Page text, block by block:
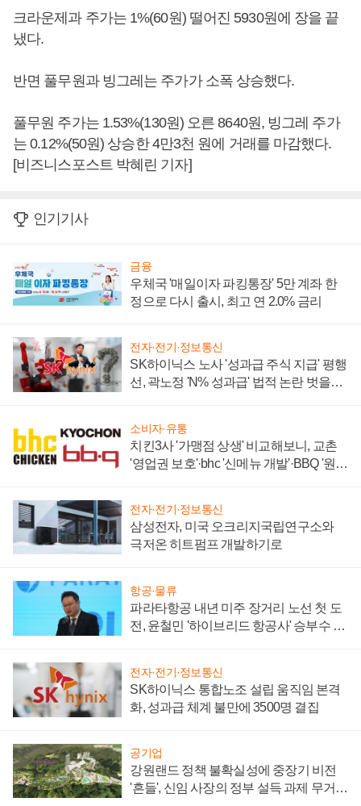
크라운제과 주가는 1%(60원) 떨어진 5930원에 장을 끝
냈다.
반면 풀무원과 빙그레는 주가가 소폭 상승했다.
풀무원 주가는 1.53%(130원) 오른 8640원, 빙그레 주가
는 0.12%(50원) 상승한 4만3천 원에 거래를 마감했다.
[비즈니스포스트 박혜린 기자]
인기기사
금융
우체국 '매일이자 파킹통장' 5만 계좌 한
정으로 다시 출시, 최고 연 2.0% 금리
전자·전기·정보통신
SK하이닉스 노사 '성과급 주식 지급' 평행
선, 곽노정 'N% 성과급' 법적 논란 벗을지
소비자·유통
치킨3사 '가맹점 상생' 비교해보니, 교촌
'영업권 보호'·bhc '신메뉴 개발'·BBQ '원가
전자·전기·정보통신
삼성전자, 미국 오크리지국립연구소와
극저온 히트펌프 개발하기로
항공·물류
파라타항공 내년 미주 장거리 노선 첫 도
전, 윤철민 '하이브리드 항공사' 승부수 통
전자·전기·정보통신
SK하이닉스 통합노조 설립 움직임 본격
화, 성과급 체계 불만에 3500명 결집
공기업
강원랜드 정책 불확실성에 중장기 비전
'흔들', 신임 사장의 정부 설득 과제 무거워